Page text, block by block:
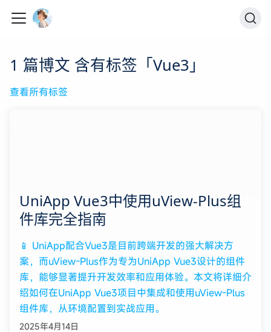
1 篇博文 含有标签「Vue3」
查看所有标签
UniApp Vue3中使用uView-Plus组
件库完全指南
📱 UniApp配合Vue3是目前跨端开发的强大解决方
案，而uView-Plus作为专为UniApp Vue3设计的组件
库，能够显著提升开发效率和应用体验。本文将详细介
绍如何在UniApp Vue3项目中集成和使用uView-Plus
组件库，从环境配置到实战应用。
2025年4月14日